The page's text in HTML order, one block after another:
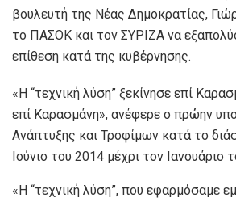
βουλευτή της Νέας Δημοκρατίας,
το ΠΑΣΟΚ και τον ΣΥΡΙΖΑ να
επίθεση κατά της κυβέρνησης.
«Η “τεχνική λύση” ξεκίνησε επί
επί Καρασμάνη», ανέφερε ο πρώην
Ανάπτυξης και Τροφίμων κατά το
Ιούνιο του 2014 μέχρι τον Ιανουάριο
«Η “τεχνική λύση”, που εφαρμόσαμε